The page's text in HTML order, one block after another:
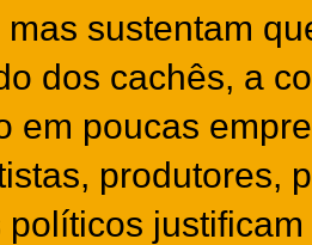
sustentam
dos cachês, a
em poucas
produtores,
políticos